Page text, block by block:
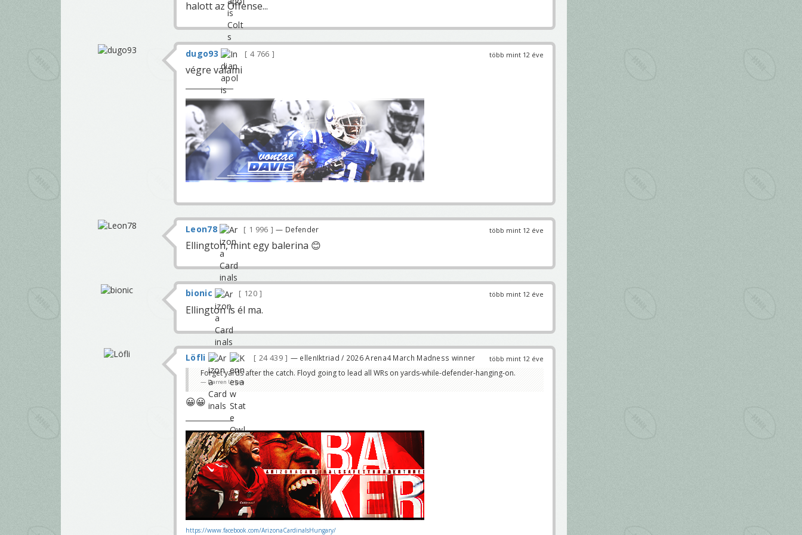
halott az Offense...
több mint 12 éve
dugo93 4 766
végre valami
több mint 12 éve
Leon78 1 996 — Defender
Ellington, mint egy balerina 😊
több mint 12 éve
bionic 120
Ellington is él ma.
több mint 12 éve
Löfli 24 439 — ellenIktriad / 2026 Arena4 March Madness winner
Forget yards after the catch. Floyd going to lead all WRs on yards-while-defender-hanging-on.
Darren Urban
😀😀
https://www.facebook.com/ArizonaCardinalsHungary/